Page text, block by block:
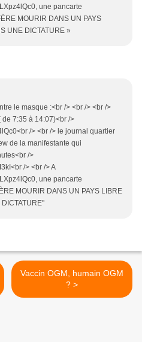
une pancarte
MOURIR DANS UN PAYS
UNE DICTATURE »
le masque :<br /> <br /> <br />
7:35 à 14:07)<br />
/> <br /> le journal quartier
de la manifestante qui
/>
/> <br /> A
une pancarte
MOURIR DANS UN PAYS LIBRE
Vaccin OGM, humain OGM
? >